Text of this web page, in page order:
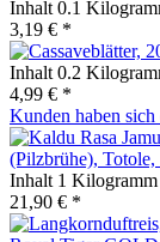
Inhalt 0.1
3,19 € *
Inhalt 0.2
4,99 € *
Kunden haben sich
(Pilzbrühe), Totole,
Inhalt 1 Kilogramm
21,90 € *